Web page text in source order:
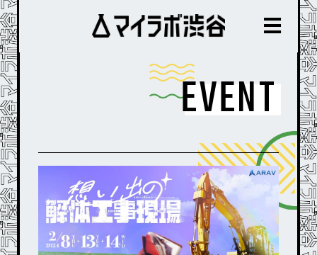
EVENT